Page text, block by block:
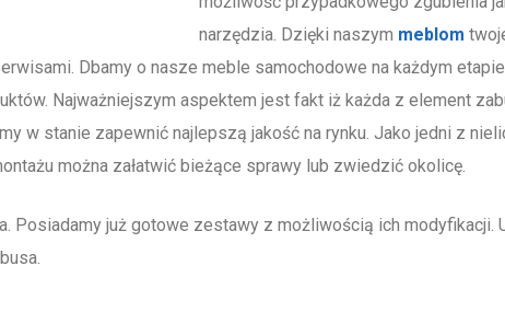
narzędzia. Dzięki naszym meblom
Dbamy o nasze meble samochodowe na każdym
Najważniejszym aspektem jest fakt iż każda z element
w stanie zapewnić najlepszą jakość na rynku. Jako jedni z
można załatwić bieżące sprawy lub zwiedzić okolicę.
Posiadamy już gotowe zestawy z możliwością ich modyfikacji.